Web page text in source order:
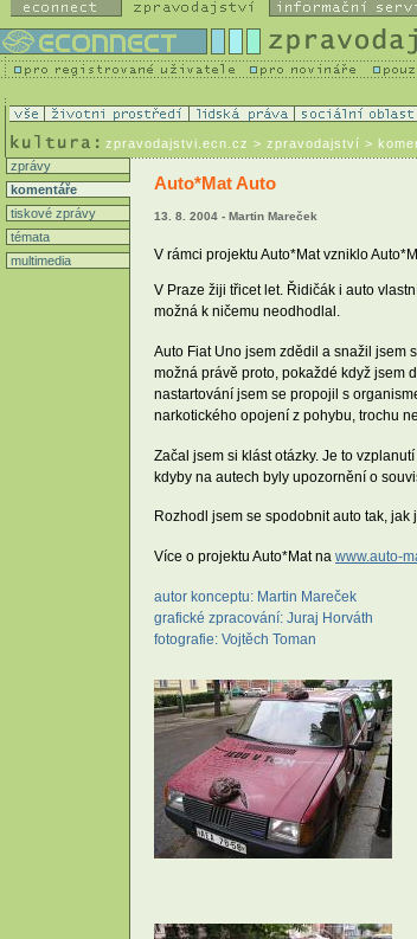
zpravodajstvi.ecn.cz > zpravodajství >
zprávy
komentáře
tiskové zprávy
témata
multimedia
Auto*Mat Auto
13. 8. 2004 - Martin Mareček
V rámci projektu Auto*Mat vzniklo
V Praze žiji třicet let. Řidičák i auto
možná k ničemu neodhodlal.
Auto Fiat Uno jsem zdědil a snažil jsem
možná právě proto, pokaždé když jsem
nastartování jsem se propojil s
narkotického opojení z pohybu, trochu
Začal jsem si klást otázky. Je to
kdyby na autech byly upozornění o
Rozhodl jsem se spodobnit auto tak,
Více o projektu Auto*Mat na www.auto-
autor konceptu: Martin Mareček
grafické zpracování: Juraj Horváth
fotografie: Vojtěch Toman